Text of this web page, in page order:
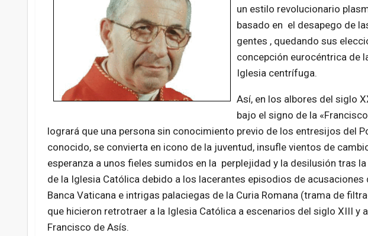
un estilo revolucionario
basado en el desapego de
gentes , quedando sus
concepción eurocéntrica de
Iglesia centrífuga.
Así, en los albores del siglo
bajo el signo de la
logrará que una persona sin conocimiento previo de los entresijos del
conocido, se convierta en icono de la juventud, insufle vientos de
esperanza a unos fieles sumidos en la perplejidad y la desilusión tras
de la Iglesia Católica debido a los lacerantes episodios de acusaciones
Banca Vaticana e intrigas palaciegas de la Curia Romana (trama de
que hicieron retrotraer a la Iglesia Católica a escenarios del siglo XIII y
Francisco de Asís.